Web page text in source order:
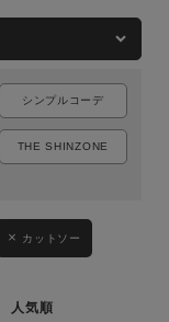
シンプルコーデ
THE SHINZONE
カットソー
人気順